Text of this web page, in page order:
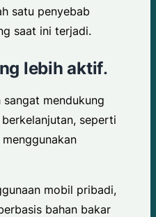
satu penyebab
saat ini terjadi.
lebih aktif.
mendukung
seperti
mobil pribadi,
bahan bakar